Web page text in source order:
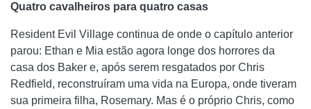
Quatro cavalheiros para quatro casas
Resident Evil Village continua de onde o capítulo anterior
parou: Ethan e Mia estão agora longe dos horrores da
casa dos Baker e, após serem resgatados por Chris
Redfield, reconstruíram uma vida na Europa, onde tiveram
sua primeira filha, Rosemary. Mas é o próprio Chris, como